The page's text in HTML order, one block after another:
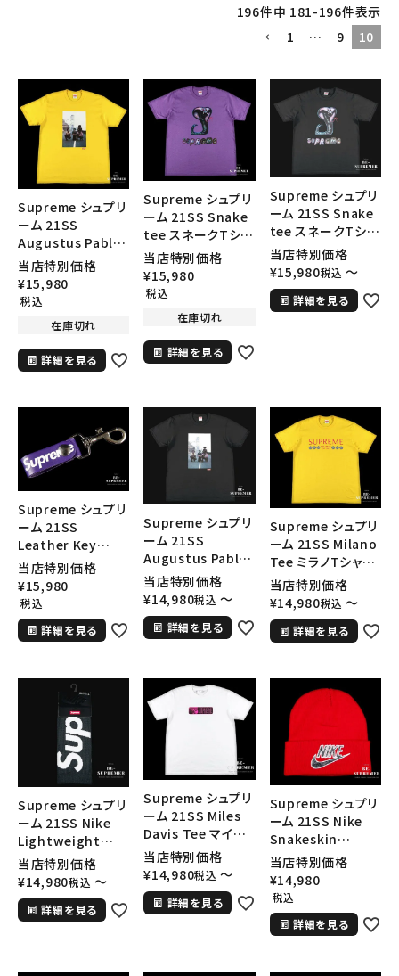
196件中 181-196件表示
1
… 9 10
Supreme シュプリ
ーム 21SS
Augustus Pablo
Tee オーガスタス
パブロ Tシャツ イエ
ロー
当店特別価格
¥15,980
税込
在庫切れ
詳細を見る
Supreme シュプリ
ーム 21SS Snake
tee スネークTシャ
ツ パープル
当店特別価格
¥15,980
税込
在庫切れ
詳細を見る
Supreme シュプリ
ーム 21SS Snake
tee スネークTシャ
ツ ブラック
当店特別価格
¥15,980税込 〜
詳細を見る
Supreme シュプリ
ーム 21SS
Leather Key
Loop レザーキール
ープ キーチェイン
パープル
当店特別価格
¥15,980
税込
詳細を見る
Supreme シュプリ
ーム 21SS
Augustus Pablo
Tee オーガスタス
パブロ Tシャツ ブラ
ック
当店特別価格
¥14,980税込 〜
詳細を見る
Supreme シュプリ
ーム 21SS Milano
Tee ミラノTシャツ
イエロー
当店特別価格
¥14,980税込 〜
詳細を見る
Supreme シュプリ
ーム 21SS Nike
Lightweight
Crew Socks(1
Pack) ナイキライト
ウェイトクルーソッ
クス(1パック) ブラ
当店特別価格
¥14,980税込 〜
詳細を見る
Supreme シュプリ
ーム 21SS Miles
Davis Tee マイル
スデイヴィスTシャ
ツ ホワイト
当店特別価格
¥14,980税込 〜
詳細を見る
Supreme シュプリ
ーム 21SS Nike
Snakeskin
Beanie ナイキスネ
ークスキンビーニー
ニット帽 レッド
当店特別価格
¥14,980
税込
詳細を見る